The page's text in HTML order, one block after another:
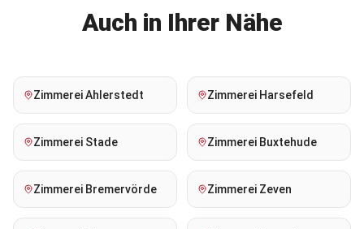
Auch in Ihrer Nähe
ZimmereiAhlerstedt Zimmerei Harsefeld
Zimmerei Stade Zimmerei Buxtehude
Zimmerei Bremervörde Zimmerei Zeven